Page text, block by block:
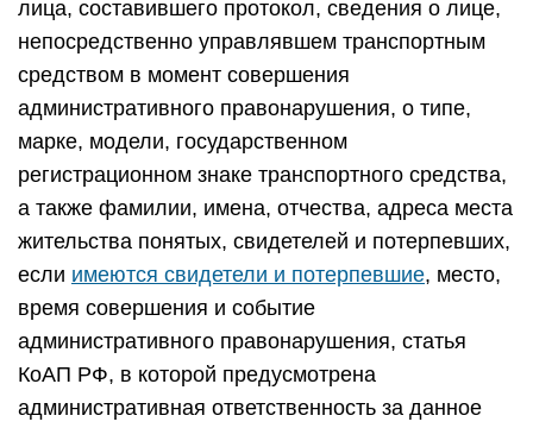
лица, составившего протокол, сведения о лице,
непосредственно управлявшем транспортным
средством в момент совершения
административного правонарушения, о типе,
марке, модели, государственном
регистрационном знаке транспортного средства,
а также фамилии, имена, отчества, адреса места
жительства понятых, свидетелей и потерпевших,
если имеются свидетели и потерпевшие, место,
время совершения и событие
административного правонарушения, статья
КоАП РФ, в которой предусмотрена
административная ответственность за данное